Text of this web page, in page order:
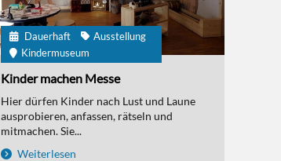
Dauerhaft
Ausstellung
Kindermuseum
Kinder machen Messe
Hier dürfen Kinder nach Lust und Laune
ausprobieren, anfassen, rätseln und
mitmachen. Sie...
Weiterlesen